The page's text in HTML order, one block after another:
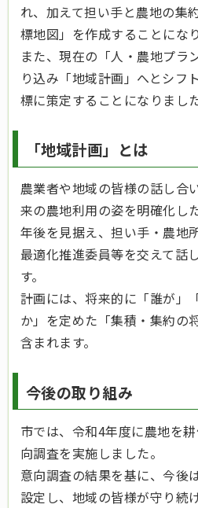
れ、加えて担い手と農地の集
標地図」を作成することにな
また、現在の「人・農地プラ
り込み「地域計画」へとシフ
標に策定することになりました
「地域計画」とは
農業者や地域の皆様の話し合
来の農地利用の姿を明確化し
年後を見据え、担い手・農地
最適化推進委員等を交えて話
す。
計画には、将来的に「誰が」
か」を定めた「集積・集約の
含まれます。
今後の取り組み
市では、令和4年度に農地を
向調査を実施しました。
意向調査の結果を基に、今後
設定し、地域の皆様が守り続